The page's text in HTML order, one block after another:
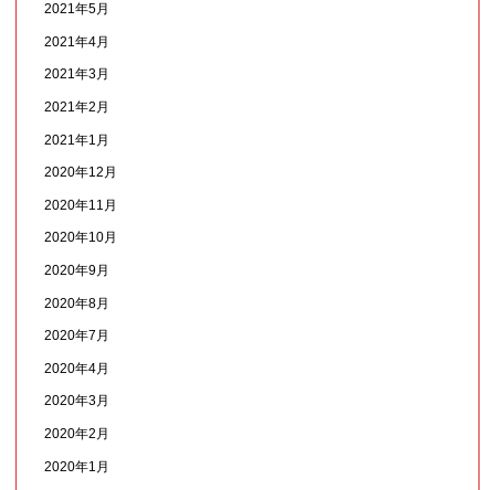
2021年5月
2021年4月
2021年3月
2021年2月
2021年1月
2020年12月
2020年11月
2020年10月
2020年9月
2020年8月
2020年7月
2020年4月
2020年3月
2020年2月
2020年1月